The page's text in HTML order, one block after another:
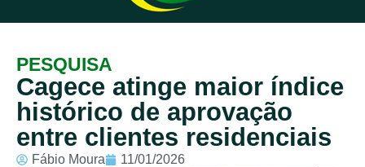
PESQUISA
Cagece atinge maior índice
histórico de aprovação
entre clientes residenciais
Fábio Moura 11/01/2026